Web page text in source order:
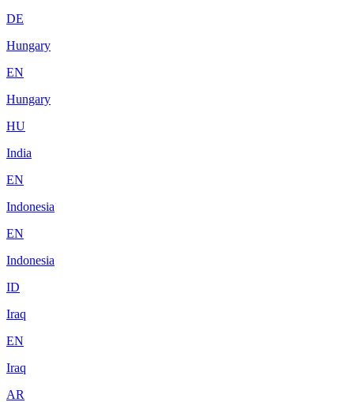
DE
Hungary
EN
Hungary
HU
India
EN
Indonesia
EN
Indonesia
ID
Iraq
EN
Iraq
AR